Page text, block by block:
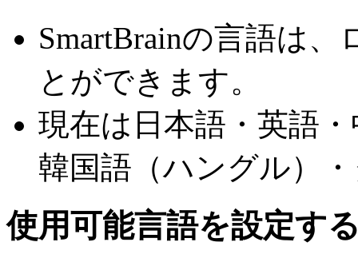
SmartBrainの言語は
とができます。
現在は日本語・英語
韓国語（ハングル）
使用可能言語を設定す